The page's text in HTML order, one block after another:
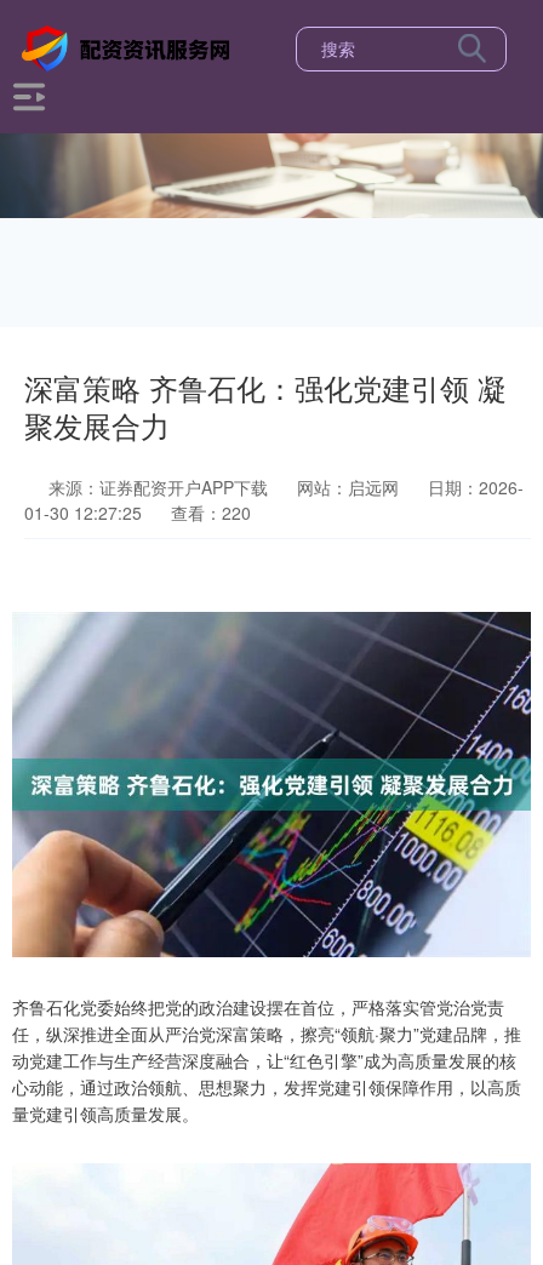
深富策略 齐鲁石化：强化党建引领 凝
聚发展合力
来源：证券配资开户APP下载 网站：启远网
日期：2026-
01-30 12:27:25
查看：220
齐鲁石化党委始终把党的政治建设摆在首位，严格落实管党治党责
任，纵深推进全面从严治党深富策略，擦亮“领航·聚力”党建品牌，推
动党建工作与生产经营深度融合，让“红色引擎”成为高质量发展的核
心动能，通过政治领航、思想聚力，发挥党建引领保障作用，以高质
量党建引领高质量发展。